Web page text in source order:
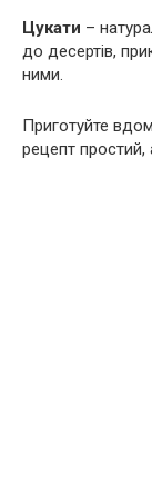
Цукати –
до десертів,
ними.
Приготуйте
рецепт простий,